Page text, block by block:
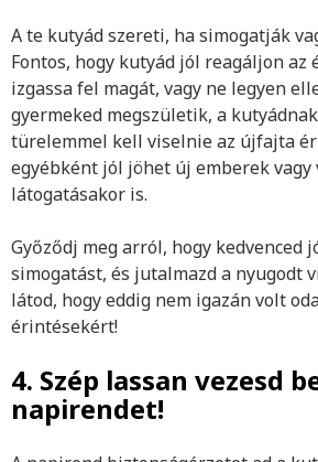
A te kutyád szereti, ha simogatják
Fontos, hogy kutyád jól reagáljon az
izgassa fel magát, vagy ne legyen
gyermeked megszületik, a
türelemmel kell viselnie az újfajta
egyébként jól jöhet új emberek vagy
látogatásakor is.
Győződj meg arról, hogy kedvenced
simogatást, és jutalmazd a nyugodt
látod, hogy eddig nem igazán volt
érintésekért!
4. Szép lassan vezesd
napirendet!